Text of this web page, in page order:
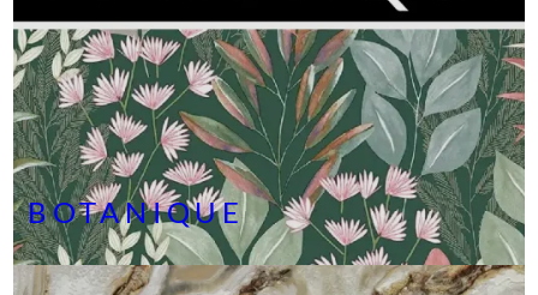
BOTANIQUE